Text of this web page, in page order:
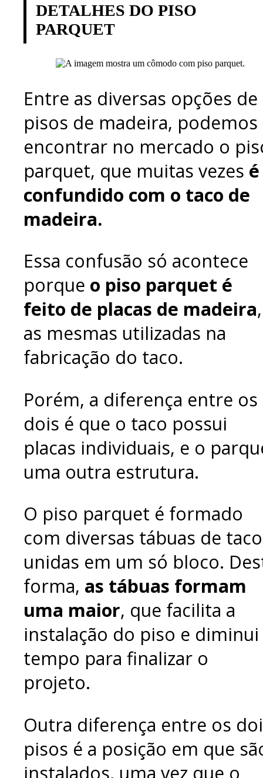
DETALHES DO PISO
PARQUET
Entre as diversas opções de
pisos de madeira, podemos
encontrar no mercado o
parquet, que muitas vezes é
confundido com o taco de
madeira.
Essa confusão só acontece
porque o piso parquet é
feito de placas de madeira,
as mesmas utilizadas na
fabricação do taco.
Porém, a diferença entre os
dois é que o taco possui
placas individuais, e o
uma outra estrutura.
O piso parquet é formado
com diversas tábuas de taco
unidas em um só bloco.
forma, as tábuas formam
uma maior, que facilita a
instalação do piso e
tempo para finalizar o
projeto.
Outra diferença entre os
pisos é a posição em que
instalados, uma vez que o